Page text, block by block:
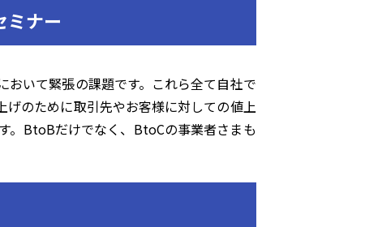
ミナー
いて緊張の課題です。これら全て自社で
のために取引先やお客様に対しての値上
。BtoBだけでなく、BtoCの事業者さまも